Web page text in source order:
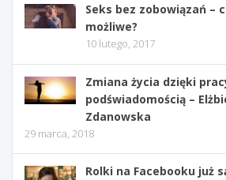
Seks bez zobowiązań –
możliwe?
10 lutego, 2017
Zmiana życia dzięki
podświadomością –
Zdanowska
29 marca, 2018
Rolki na Facebooku już